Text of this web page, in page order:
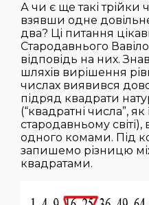
А чи є ще такі
взявши одне
два? Ці питання
Стародавнього
відповідь на них.
шляхів вирішення
числах виявився
підряд квадрати
(“квадратні числа”,
стародавньому
одного комами. Під
запишемо різницю
квадратами.